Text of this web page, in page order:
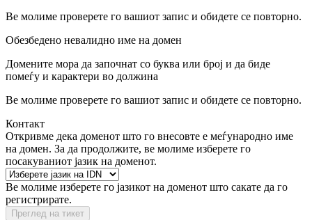
Ве молиме проверете го вашиот запис и обидете се повторно.
Обезбедено невалидно име на домен
Домените мора да започнат со буква или број и да биде
помеѓу и карактери во должина
Ве молиме проверете го вашиот запис и обидете се повторно.
Контакт
Откривме дека доменот што го внесовте е меѓународно име
на домен. За да продолжите, ве молиме изберете го
посакуваниот јазик на доменот.
Ве молиме изберете го јазикот на доменот што сакате да го
регистрирате.
Преглед на тикет